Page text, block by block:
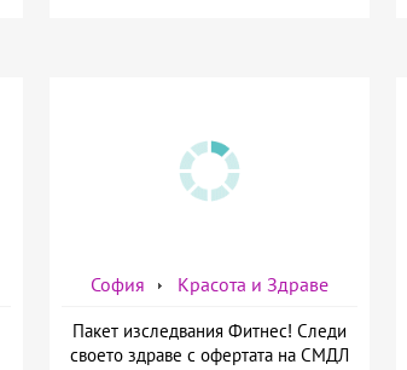
София Красота и Здраве
Пакет изследвания Фитнес! Следи
своето здраве с офертата на СМДЛ